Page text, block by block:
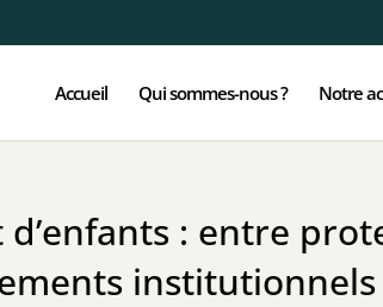
Accueil Qui sommes-nous ? Notre
: entre
institutionnels